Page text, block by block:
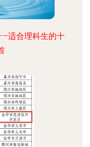
适合理科生的十